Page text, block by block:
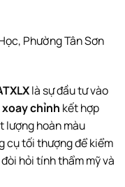
Phường Tân Sơn
là sự đầu tư vào
xoay chỉnh kết hợp
lượng hoàn màu
cụ tối thượng để kiểm
hỏi tính thẩm mỹ và